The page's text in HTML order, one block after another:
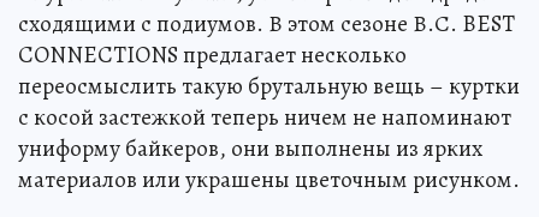
сходящими с подиумов. В этом сезоне В.С. BEST
CONNECTIONS предлагает несколько
переосмыслить такую брутальную вещь – куртки
с косой застежкой теперь ничем не напоминают
униформу байкеров, они выполнены из ярких
материалов или украшены цветочным рисунком.